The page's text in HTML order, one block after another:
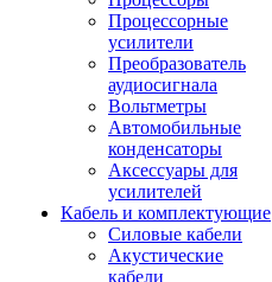
Процессорные
усилители
Преобразователь
аудиосигнала
Вольтметры
Автомобильные
конденсаторы
Аксессуары для
усилителей
Кабель и комплектующие
Силовые кабели
Акустические
кабели